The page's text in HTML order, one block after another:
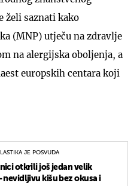
želi saznati kako
(MNP) utječu na zdravlje
na alergijska oboljenja, a
europskih centara koji
JE POSVUDA
otkrili još jedan velik
nevidljivu kišu bez okusa i